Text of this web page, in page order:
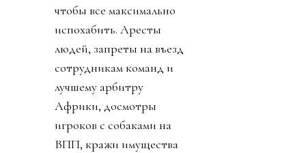
чтобы все максимально
испохабить. Аресты
людей, запреты на въезд
сотрудникам команд и
лучшему арбитру
Африки, досмотры
игроков с собаками на
ВПП, кражи имущества